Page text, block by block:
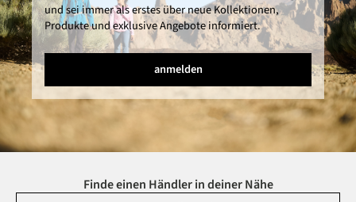
und sei immer als erstes über neue Kollektionen,
Produkte und exklusive Angebote informiert.
anmelden
Finde einen Händler in deiner Nähe